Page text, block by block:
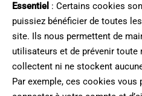
Essentiel : Certains cookies
puissiez bénéficier de toutes
site. Ils nous permettent de
utilisateurs et de prévenir toute
collectent ni ne stockent
Par exemple, ces cookies vous